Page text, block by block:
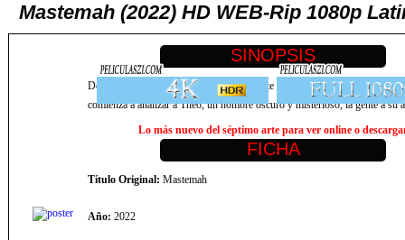
Mastemah (2022) HD WEB-Rip 1080p
Después de un traumático accidente durante una sesión de hipnosis, la
comienza a analizar a Theo, un hombre oscuro y misterioso, la gente a su
Lo más nuevo del séptimo arte para ver online o
Título Original: Mastemah
Año: 2022